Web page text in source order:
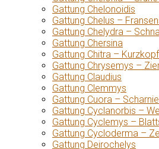
Gattung Chelonoidis
Gattung Chelus –
Gattung Chelydra –
Gattung Chersina
Gattung Chitra –
Gattung Chrysemys –
Gattung Claudius
Gattung Clemmys
Gattung Cuora –
Gattung Cyclanorbis –
Gattung Cyclemys –
Gattung Cycloderma –
Gattung Deirochelys